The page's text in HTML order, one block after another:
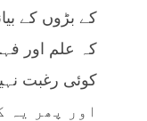
کے بڑوں کے
کہ علم اور
کوئی رغبت
اور پھر یہ